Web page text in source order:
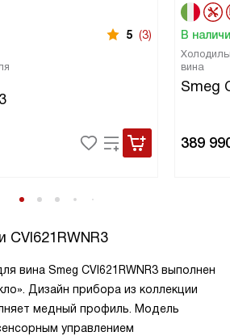
5 (3) В
вина
Smeg
389
CVI621RWNR3
вина Smeg CVI621RWNR3 выполнен
Дизайн прибора из коллекции
медный профиль. Модель
управлением